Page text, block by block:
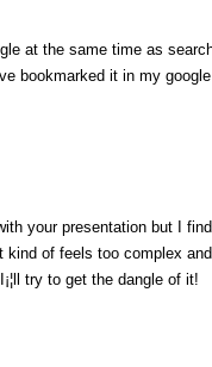
at the same time as
bookmarked it in my
your presentation but I
kind of feels too complex
try to get the dangle of it!